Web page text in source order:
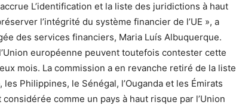
L’identification et la liste des juridictions à haut
l’intégrité du système financier de l’UE », a
des services financiers, Maria Luís Albuquerque.
européenne peuvent toutefois contester cette
mois. La commission a en revanche retiré de la liste
Philippines, le Sénégal, l’Ouganda et les Émirats
comme un pays à haut risque par l’Union